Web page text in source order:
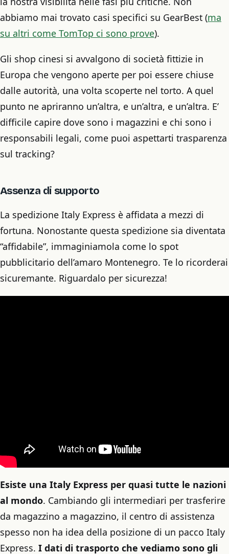
abbiamo mai trovato casi specifici su GearBest (ma
su altri come TomTop ci sono prove).
Gli shop cinesi si avvalgono di società fittizie in
Europa che vengono aperte per poi essere chiuse
dalle autorità, una volta scoperte nel torto. A quel
punto ne apriranno un’altra, e un’altra, e un’altra. E’
difficile capire dove sono i magazzini e chi sono i
responsabili legali, come puoi aspettarti trasparenza
sul tracking?
Assenza di supporto
La spedizione Italy Express è affidata a mezzi di
fortuna. Nonostante questa spedizione sia diventata
“affidabile”, immaginiamola come lo spot
pubblicitario dell’amaro Montenegro. Te lo ricorderai
sicuremante. Riguardalo per sicurezza!
Esiste una Italy Express per quasi tutte le nazioni
al mondo. Cambiando gli intermediari per trasferire
da magazzino a magazzino, il centro di assistenza
spesso non ha idea della posizione di un pacco Italy
Express. I dati di trasporto che vediamo sono gli